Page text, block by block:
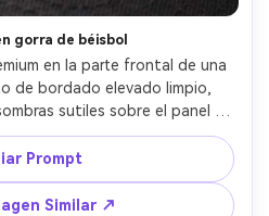
gorra de béisbol
en la parte frontal de una
de bordado elevado limpio,
sutiles sobre el panel
neutro, iluminación comercial
R5, 70mm, enfoque nítido,
estética de merchandising
--ar 4:5
Prompt
Similar ↗